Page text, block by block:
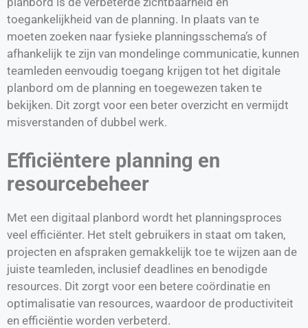
toegankelijkheid van de planning. In plaats van te
moeten zoeken naar fysieke planningsschema’s of
afhankelijk te zijn van mondelinge communicatie, kunnen
teamleden eenvoudig toegang krijgen tot het digitale
planbord om de planning en toegewezen taken te
bekijken. Dit zorgt voor een beter overzicht en vermijdt
misverstanden of dubbel werk.
Efficiëntere planning en
resourcebeheer
Met een digitaal planbord wordt het planningsproces
veel efficiënter. Het stelt gebruikers in staat om taken,
projecten en afspraken gemakkelijk toe te wijzen aan de
juiste teamleden, inclusief deadlines en benodigde
resources. Dit zorgt voor een betere coördinatie en
optimalisatie van resources, waardoor de productiviteit
en efficiëntie worden verbeterd.